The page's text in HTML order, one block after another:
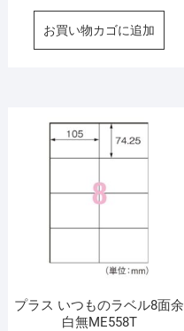
お買い物カゴに追加
プラス いつものラベル8面余
白無ME558T